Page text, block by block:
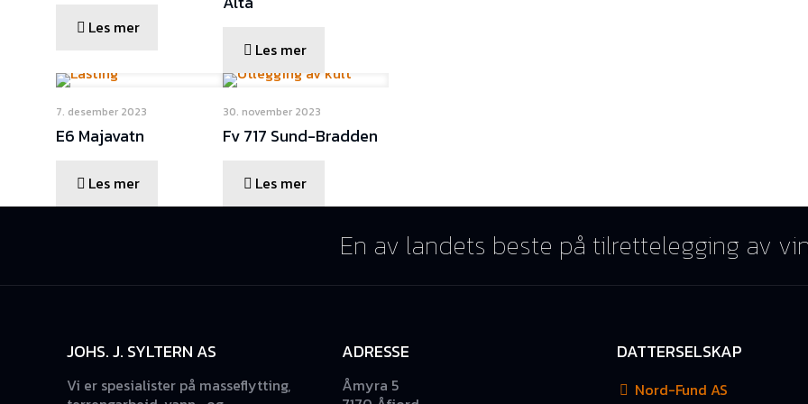
Les mer
Les mer
7. desember 2023
E6 Majavatn
Les mer
30. november 2023
Fv 717 Sund-Bradden
Les mer
En av landets beste på tilrettelegging av
JOHS. J. SYLTERN AS
Vi er spesialister på masseflytting,
ADRESSE
Åmyra 5
DATTERSELSKAP
Nord-Fund AS